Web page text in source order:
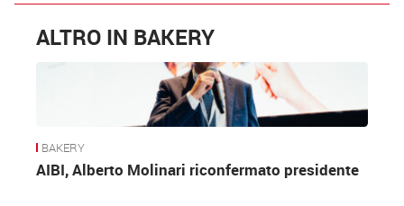
ALTRO IN BAKERY
BAKERY
AIBI, Alberto Molinari riconfermato presidente